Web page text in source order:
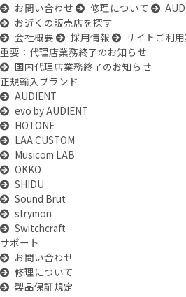
お問い合わせ 修理について
お近くの販売店を探す
会社概要
採用情報 サイトご利
重要：代理店業務終了のお知らせ
国内代理店業務終了のお知らせ
正規輸入ブランド
AUDIENT
evo by AUDIENT
HOTONE
LAA CUSTOM
Musicom LAB
OKKO
SHIDU
Sound Brut
strymon
Switchcraft
サポート
お問い合わせ
修理について
製品保証規定